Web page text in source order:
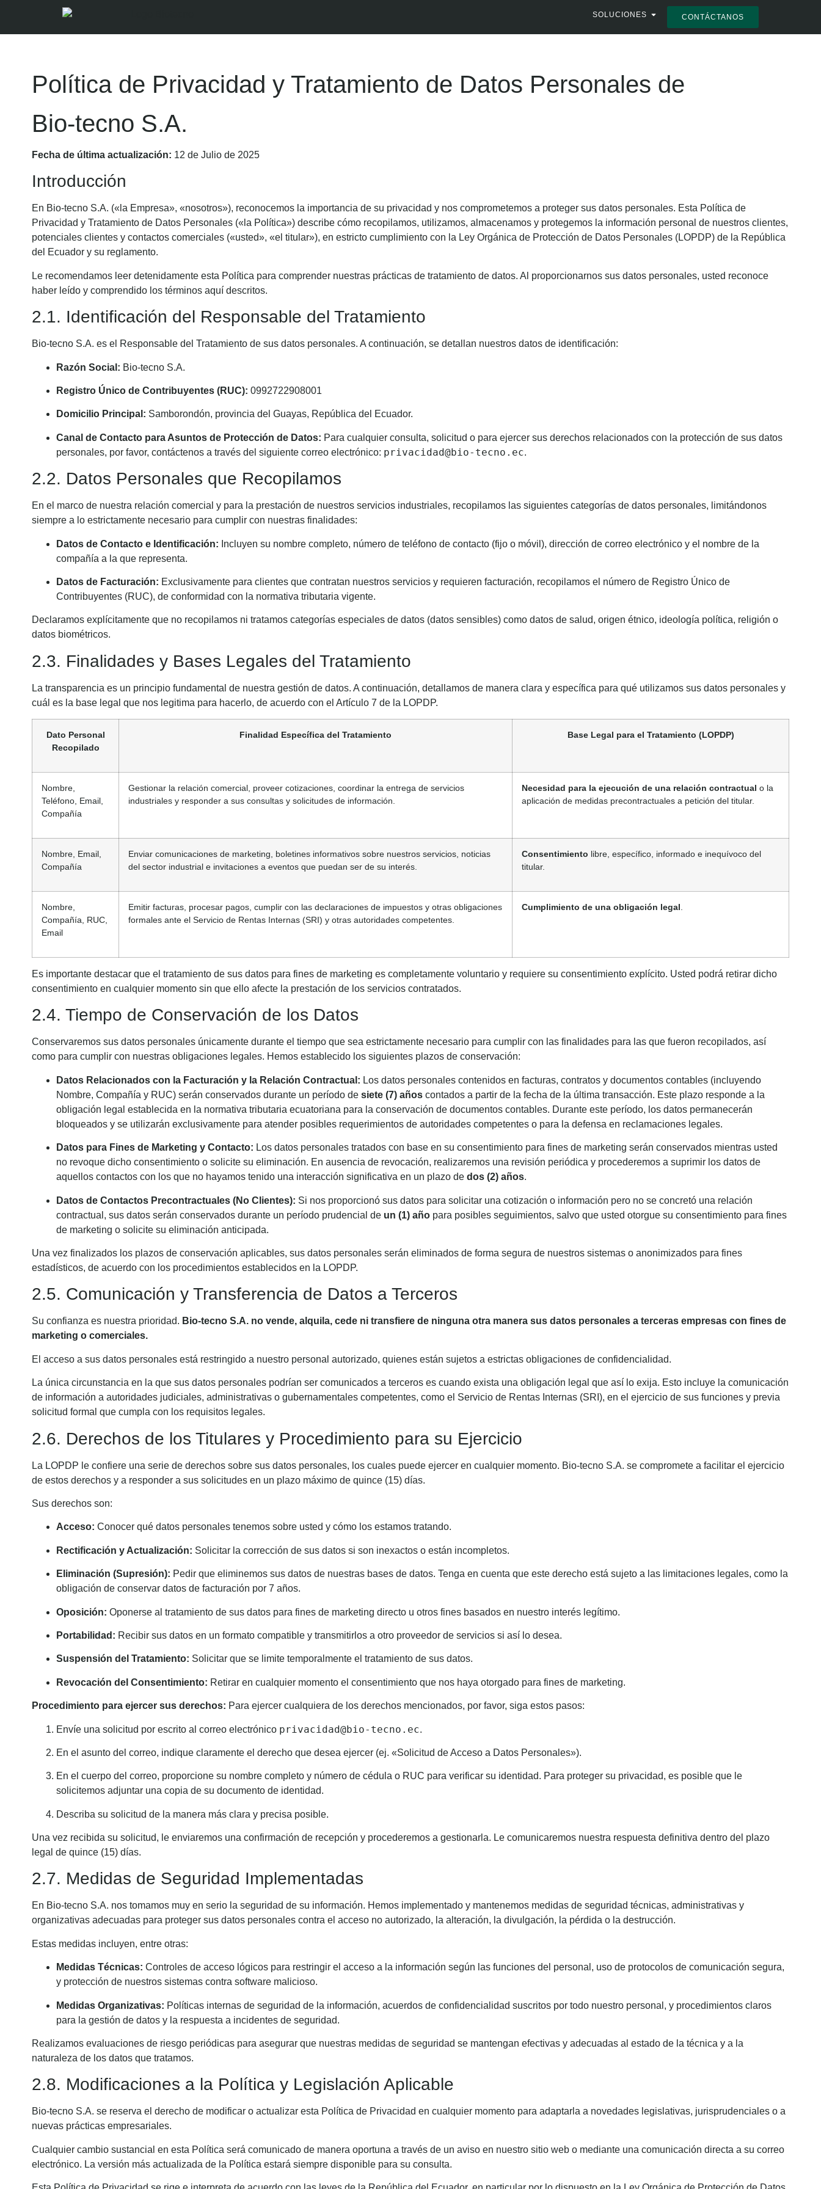
SOLUCIONES CONTÁCTANOS
Política de Privacidad y Tratamiento de Datos Personales de
Bio-tecno S.A.
Fecha de última actualización: 12 de Julio de 2025
Introducción
En Bio-tecno S.A. («la Empresa», «nosotros»), reconocemos la importancia de su privacidad y nos comprometemos a proteger sus datos personales. Esta Política de
Privacidad y Tratamiento de Datos Personales («la Política») describe cómo recopilamos, utilizamos, almacenamos y protegemos la información personal de nuestros clientes,
potenciales clientes y contactos comerciales («usted», «el titular»), en estricto cumplimiento con la Ley Orgánica de Protección de Datos Personales (LOPDP) de la República
del Ecuador y su reglamento.
Le recomendamos leer detenidamente esta Política para comprender nuestras prácticas de tratamiento de datos. Al proporcionarnos sus datos personales, usted reconoce
haber leído y comprendido los términos aquí descritos.
2.1. Identificación del Responsable del Tratamiento
Bio-tecno S.A. es el Responsable del Tratamiento de sus datos personales. A continuación, se detallan nuestros datos de identificación:
Razón Social: Bio-tecno S.A.
Registro Único de Contribuyentes (RUC): 0992722908001
Domicilio Principal: Samborondón, provincia del Guayas, República del Ecuador.
Canal de Contacto para Asuntos de Protección de Datos: Para cualquier consulta, solicitud o para ejercer sus derechos relacionados con la protección de sus datos
personales, por favor, contáctenos a través del siguiente correo electrónico: privacidad@bio-tecno.ec.
2.2. Datos Personales que Recopilamos
En el marco de nuestra relación comercial y para la prestación de nuestros servicios industriales, recopilamos las siguientes categorías de datos personales, limitándonos
siempre a lo estrictamente necesario para cumplir con nuestras finalidades:
Datos de Contacto e Identificación: Incluyen su nombre completo, número de teléfono de contacto (fijo o móvil), dirección de correo electrónico y el nombre de la
compañía a la que representa.
Datos de Facturación: Exclusivamente para clientes que contratan nuestros servicios y requieren facturación, recopilamos el número de Registro Único de
Contribuyentes (RUC), de conformidad con la normativa tributaria vigente.
Declaramos explícitamente que no recopilamos ni tratamos categorías especiales de datos (datos sensibles) como datos de salud, origen étnico, ideología política, religión o
datos biométricos.
2.3. Finalidades y Bases Legales del Tratamiento
La transparencia es un principio fundamental de nuestra gestión de datos. A continuación, detallamos de manera clara y específica para qué utilizamos sus datos personales y
cuál es la base legal que nos legitima para hacerlo, de acuerdo con el Artículo 7 de la LOPDP.
Dato Personal
Recopilado
Finalidad Específica del Tratamiento Base Legal para el Tratamiento (LOPDP)
Nombre,
Teléfono, Email,
Compañía
Gestionar la relación comercial, proveer cotizaciones, coordinar la entrega de servicios
industriales y responder a sus consultas y solicitudes de información.
Necesidad para la ejecución de una relación contractual o la
aplicación de medidas precontractuales a petición del titular.
Nombre, Email,
Compañía
Enviar comunicaciones de marketing, boletines informativos sobre nuestros servicios, noticias
del sector industrial e invitaciones a eventos que puedan ser de su interés.
Consentimiento libre, específico, informado e inequívoco del
titular.
Nombre,
Compañía, RUC,
Email
Emitir facturas, procesar pagos, cumplir con las declaraciones de impuestos y otras obligaciones
formales ante el Servicio de Rentas Internas (SRI) y otras autoridades competentes.
Cumplimiento de una obligación legal
Es importante destacar que el tratamiento de sus datos para fines de marketing es completamente voluntario y requiere su consentimiento explícito. Usted podrá retirar dicho
consentimiento en cualquier momento sin que ello afecte la prestación de los servicios contratados.
2.4. Tiempo de Conservación de los Datos
Conservaremos sus datos personales únicamente durante el tiempo que sea estrictamente necesario para cumplir con las finalidades para las que fueron recopilados, así
como para cumplir con nuestras obligaciones legales. Hemos establecido los siguientes plazos de conservación:
Datos Relacionados con la Facturación y la Relación Contractual: Los datos personales contenidos en facturas, contratos y documentos contables (incluyendo
Nombre, Compañía y RUC) serán conservados durante un período de siete (7) años contados a partir de la fecha de la última transacción. Este plazo responde a la
obligación legal establecida en la normativa tributaria ecuatoriana para la conservación de documentos contables. Durante este período, los datos permanecerán
bloqueados y se utilizarán exclusivamente para atender posibles requerimientos de autoridades competentes o para la defensa en reclamaciones legales.
Datos para Fines de Marketing y Contacto: Los datos personales tratados con base en su consentimiento para fines de marketing serán conservados mientras usted
no revoque dicho consentimiento o solicite su eliminación. En ausencia de revocación, realizaremos una revisión periódica y procederemos a suprimir los datos de
aquellos contactos con los que no hayamos tenido una interacción significativa en un plazo de dos (2) años.
Datos de Contactos Precontractuales (No Clientes): Si nos proporcionó sus datos para solicitar una cotización o información pero no se concretó una relación
contractual, sus datos serán conservados durante un período prudencial de un (1) año para posibles seguimientos, salvo que usted otorgue su consentimiento para fines
de marketing o solicite su eliminación anticipada.
Una vez finalizados los plazos de conservación aplicables, sus datos personales serán eliminados de forma segura de nuestros sistemas o anonimizados para fines
estadísticos, de acuerdo con los procedimientos establecidos en la LOPDP.
2.5. Comunicación y Transferencia de Datos a Terceros
Su confianza es nuestra prioridad. Bio-tecno S.A. no vende, alquila, cede ni transfiere de ninguna otra manera sus datos personales a terceras empresas con fines de
marketing o comerciales.
El acceso a sus datos personales está restringido a nuestro personal autorizado, quienes están sujetos a estrictas obligaciones de confidencialidad.
La única circunstancia en la que sus datos personales podrían ser comunicados a terceros es cuando exista una obligación legal que así lo exija. Esto incluye la comunicación
de información a autoridades judiciales, administrativas o gubernamentales competentes, como el Servicio de Rentas Internas (SRI), en el ejercicio de sus funciones y previa
solicitud formal que cumpla con los requisitos legales.
2.6. Derechos de los Titulares y Procedimiento para su Ejercicio
La LOPDP le confiere una serie de derechos sobre sus datos personales, los cuales puede ejercer en cualquier momento. Bio-tecno S.A. se compromete a facilitar el ejercicio
de estos derechos y a responder a sus solicitudes en un plazo máximo de quince (15) días.
Sus derechos son:
Acceso: Conocer qué datos personales tenemos sobre usted y cómo los estamos tratando.
Rectificación y Actualización: Solicitar la corrección de sus datos si son inexactos o están incompletos.
Eliminación (Supresión): Pedir que eliminemos sus datos de nuestras bases de datos. Tenga en cuenta que este derecho está sujeto a las limitaciones legales, como la
obligación de conservar datos de facturación por 7 años.
Oposición: Oponerse al tratamiento de sus datos para fines de marketing directo u otros fines basados en nuestro interés legítimo.
Portabilidad: Recibir sus datos en un formato compatible y transmitirlos a otro proveedor de servicios si así lo desea.
Suspensión del Tratamiento: Solicitar que se limite temporalmente el tratamiento de sus datos.
Revocación del Consentimiento: Retirar en cualquier momento el consentimiento que nos haya otorgado para fines de marketing.
Procedimiento para ejercer sus derechos: Para ejercer cualquiera de los derechos mencionados, por favor, siga estos pasos:
Envíe una solicitud por escrito al correo electrónico privacidad@bio-tecno.ec.
En el asunto del correo, indique claramente el derecho que desea ejercer (ej. «Solicitud de Acceso a Datos Personales»).
En el cuerpo del correo, proporcione su nombre completo y número de cédula o RUC para verificar su identidad. Para proteger su privacidad, es posible que le
solicitemos adjuntar una copia de su documento de identidad.
Describa su solicitud de la manera más clara y precisa posible.
Una vez recibida su solicitud, le enviaremos una confirmación de recepción y procederemos a gestionarla. Le comunicaremos nuestra respuesta definitiva dentro del plazo
legal de quince (15) días.
2.7. Medidas de Seguridad Implementadas
En Bio-tecno S.A. nos tomamos muy en serio la seguridad de su información. Hemos implementado y mantenemos medidas de seguridad técnicas, administrativas y
organizativas adecuadas para proteger sus datos personales contra el acceso no autorizado, la alteración, la divulgación, la pérdida o la destrucción.
Estas medidas incluyen, entre otras:
Medidas Técnicas: Controles de acceso lógicos para restringir el acceso a la información según las funciones del personal, uso de protocolos de comunicación segura,
y protección de nuestros sistemas contra software malicioso.
Medidas Organizativas: Políticas internas de seguridad de la información, acuerdos de confidencialidad suscritos por todo nuestro personal, y procedimientos claros
para la gestión de datos y la respuesta a incidentes de seguridad.
Realizamos evaluaciones de riesgo periódicas para asegurar que nuestras medidas de seguridad se mantengan efectivas y adecuadas al estado de la técnica y a la
naturaleza de los datos que tratamos.
2.8. Modificaciones a la Política y Legislación Aplicable
Bio-tecno S.A. se reserva el derecho de modificar o actualizar esta Política de Privacidad en cualquier momento para adaptarla a novedades legislativas, jurisprudenciales o a
nuevas prácticas empresariales.
Cualquier cambio sustancial en esta Política será comunicado de manera oportuna a través de un aviso en nuestro sitio web o mediante una comunicación directa a su correo
electrónico. La versión más actualizada de la Política estará siempre disponible para su consulta.